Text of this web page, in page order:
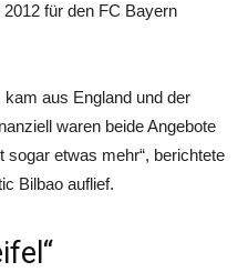
für den FC Bayern
aus England und der
waren beide Angebote
sogar etwas mehr“, berichtete
Bilbao auflief.